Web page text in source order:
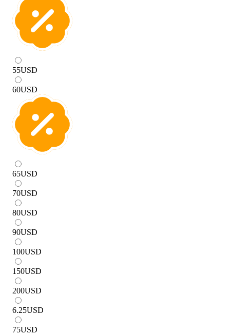
55USD
60USD
65USD
70USD
80USD
90USD
100USD
150USD
200USD
6.25USD
75USD